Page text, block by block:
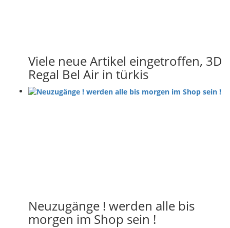
Viele neue Artikel eingetroffen, 3D
Regal Bel Air in türkis
Neuzugänge ! werden alle bis
morgen im Shop sein !